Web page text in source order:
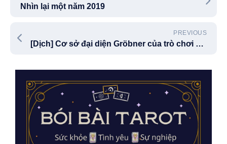
Nhìn lại một năm 2019
PREVIOUS
[Dịch] Cơ sở đại diện Gröbner của trò chơi Sudoku (Phần 1)